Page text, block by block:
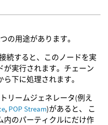
の用途があります。
続すると、このノードを実
が実行されます。チェーン
下に処理されます。
リームジェネレータ(例え
, POP Stream)があると、 こ
内のパーティクルにだけ作